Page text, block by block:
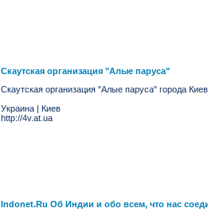
Скаутская организация "Алые паруса"
Скаутская организация "Алые паруса" города
Украина | Киев
http://4v.at.ua
Indonet.Ru Об Индии и обо всем, что нас